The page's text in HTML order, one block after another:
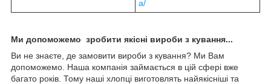
a/
Ми допоможемо зробити якісні вироби з кування...
Ви не знаєте, де замовити вироби з кування? Ми Вам
допоможемо. Наша компанія займається в цій сфері вже
багато років. Тому наші хлопці виготовлять найякісніші та